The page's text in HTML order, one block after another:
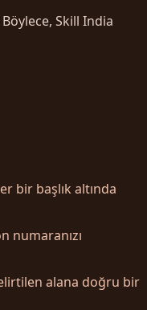
Skill India
bir başlık altında
numaranızı
alana doğru bir